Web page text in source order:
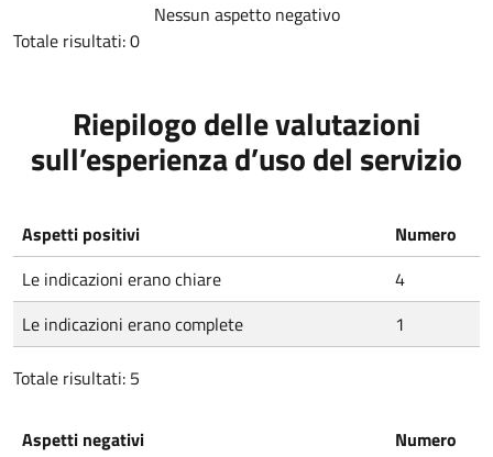
Nessun aspetto negativo
Totale risultati: 0
Riepilogo delle valutazioni
sull’esperienza d’uso del servizio
Aspetti positivi
Numero
Le indicazioni erano chiare
4
Le indicazioni erano complete
1
Totale risultati: 5
Aspetti negativi
Numero